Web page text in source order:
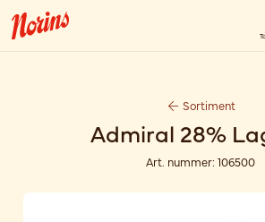
Sortiment
Admiral 28%
Art. nummer: 106500